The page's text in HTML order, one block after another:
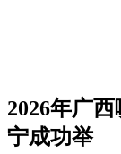
2026年广
宁成功举